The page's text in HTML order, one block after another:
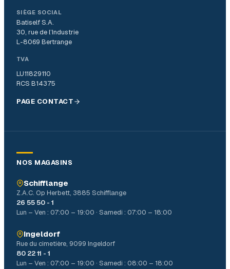
SIÈGE SOCIAL
Batiself S.A.
30, rue de l’Industrie
L-8069 Bertrange
TVA
LU11829110
RCS B14375
PAGE CONTACT
NOS MAGASINS
Schifflange
Z.A.C. Op Herbett, 3885 Schifflange
26 55 50 - 1
Lun – Ven : 07:00 – 19:00 · Samedi : 07:00 – 18:00
Ingeldorf
Rue du cimetière, 9099 Ingeldorf
80 22 11 - 1
Lun – Ven : 07:00 – 19:00 · Samedi : 08:00 – 18:00